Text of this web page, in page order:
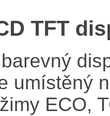
TFT
umístěný
ECO,